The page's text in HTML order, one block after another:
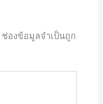
ช่องข้อมูลจำเป็นถูก